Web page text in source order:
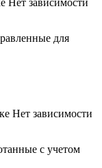
для
с учетом